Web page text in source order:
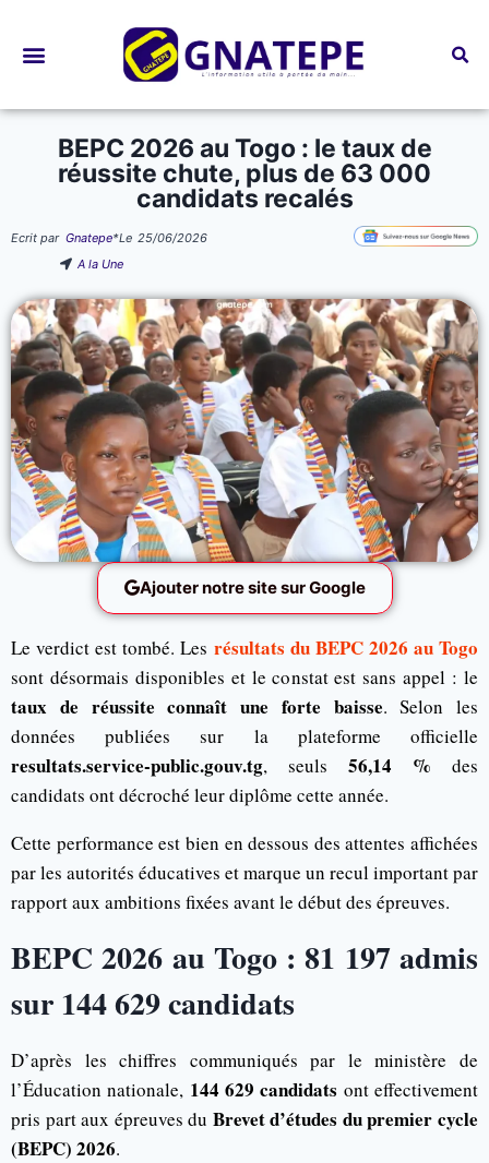
BEPC 2026 au Togo : le taux de
réussite chute, plus de 63 000
candidats recalés
Ecrit par Gnatepe*Le 25/06/2026
A la Une
Ajouter notre site sur Google
Le verdict est tombé. Les résultats du BEPC 2026 au Togo
sont désormais disponibles et le constat est sans appel : le
taux de réussite connaît une forte baisse. Selon les
données publiées sur la plateforme officielle
resultats.service-public.gouv.tg, seuls 56,14 % des
candidats ont décroché leur diplôme cette année.
Cette performance est bien en dessous des attentes affichées
par les autorités éducatives et marque un recul important par
rapport aux ambitions fixées avant le début des épreuves.
BEPC 2026 au Togo : 81 197 admis
sur 144 629 candidats
D’après les chiffres communiqués par le ministère de
l’Éducation nationale, 144 629 candidats ont effectivement
pris part aux épreuves du Brevet d’études du premier cycle
(BEPC) 2026.